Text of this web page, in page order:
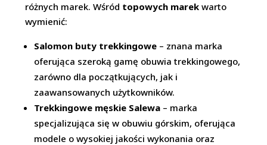
różnych marek. Wśród topowych marek warto
wymienić:
Salomon buty trekkingowe – znana marka
oferująca szeroką gamę obuwia trekkingowego,
zarówno dla początkujących, jak i
zaawansowanych użytkowników.
Trekkingowe męskie Salewa – marka
specjalizująca się w obuwiu górskim, oferująca
modele o wysokiej jakości wykonania oraz